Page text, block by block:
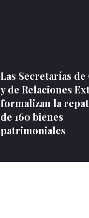
Las Secretarías
y de Relaciones
formalizan la
de 160 bienes
patrimoniales